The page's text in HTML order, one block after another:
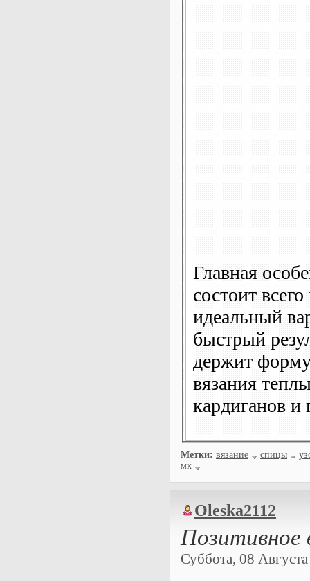
Главная
состоит
идеальный
быстрый
держит
вязания
кардиганов и
Метки: вязание спицы
мк
Oleska2112
Позитивное
Суббота, 08